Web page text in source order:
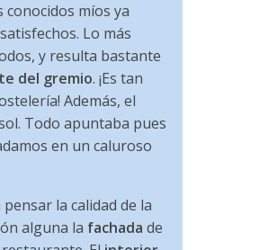
conocidos míos ya
Lo más
y resulta bastante
del gremio. ¡Es tan
Además, el
Todo apuntaba pues
en un caluroso
la calidad de la
alguna la fachada de